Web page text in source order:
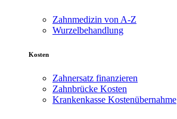
Zahnmedizin von A-Z
Wurzelbehandlung
Kosten
Zahnersatz finanzieren
Zahnbrücke Kosten
Krankenkasse Kostenübernahme